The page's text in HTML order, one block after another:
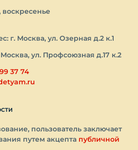
воскресенье
г. Москва, ул. Озерная д.2 к.1
ул. Профсоюзная д.17 к.2
37 74
пользователь заключает
путем акцепта публичной